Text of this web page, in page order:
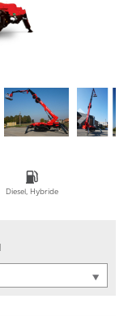
Diesel, Hybride